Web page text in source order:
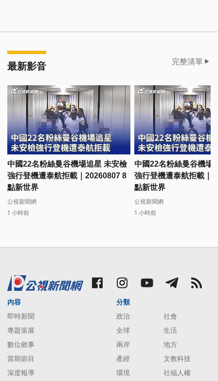
最新影音 完整清單
中國22名粉絲曼谷機場追星 未安檢
強行登機遭泰航拒載｜20260807 8
點新世界
公視新聞網
1 小時前
中國22名粉絲曼谷機場
強行登機遭泰航拒載｜
點新世界
公視新聞網
1 小時前
內容
即時新聞
專題策展
數位敘事
當期節目
深度報導
分類
政治
社會
全球
生活
兩岸
地方
產經
文教科技
環境
社福人權